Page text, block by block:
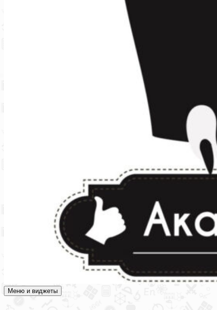
Академия СОВА
Подготовка к ЕГЭ, ОГЭ, ВПР, МЦКО, СтатГрад, КДР, ВОШ,
Меню и виджеты